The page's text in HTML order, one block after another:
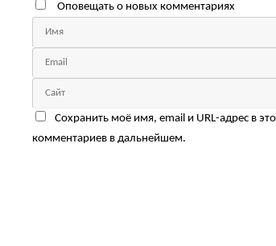
Оповещать о новых комментариях
Сохранить моё имя, email и URL-адрес в
комментариев в дальнейшем.